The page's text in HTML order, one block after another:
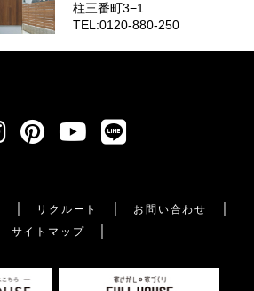
柱三番町3−1
TEL:0120-880-250
リクルート
お問い合わせ
サイトマップ